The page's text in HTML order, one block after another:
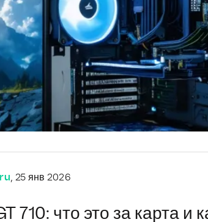
, 25 янв 2026
710: что это за карта и